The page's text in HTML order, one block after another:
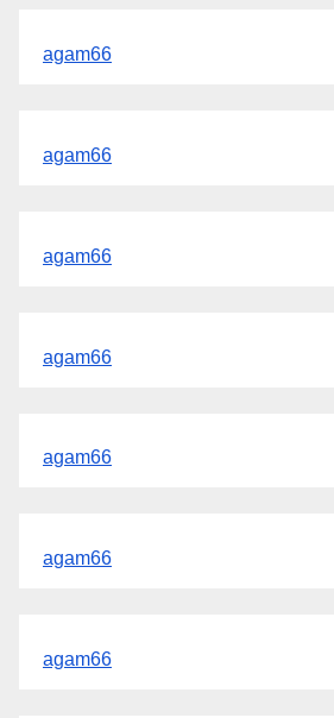
agam66
agam66
agam66
agam66
agam66
agam66
agam66